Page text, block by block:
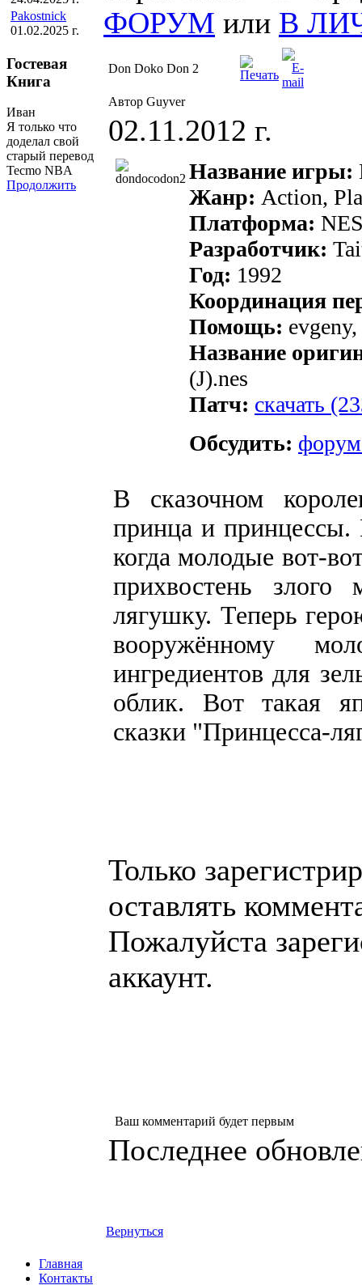
Pakostnick
01.02.2025 г.
Гостевая
Книга
Иван
Я только что
доделал свой
старый перевод
Tecmo NBA
Продолжить
ФОРУМ или В
Don Doko Don 2
Автор Guyver
02.11.2012 г.
Название игры:
Жанр: Action,
Платформа:
Разработчик:
Год: 1992
Координация
Помощь:
Название
(J).nes
Патч: скачать
Обсудить:
В сказочном
принца и принцессы.
когда молодые вот-
прихвостень
лягушку. Теперь
вооружённому
ингредиентов для
облик. Вот такая
сказки "Принцесса-
Только
оставлять
Пожалуйста
аккаунт.
Ваш комментарий будет первым
Последнее
Вернуться
Главная
Контакты